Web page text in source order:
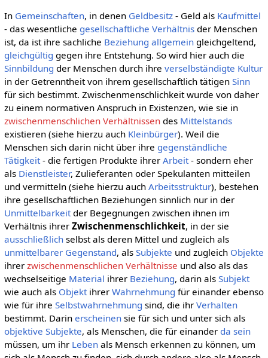
In Gemeinschaften, in denen Geldbesitz- Geld als Kaufmittel
- das wesentliche gesellschaftliche Verhältnisder Menschen
ist, da ist ihre sachliche Beziehung allgemeingleichgeltend,
gleichgültig gegen ihre Entstehung. So wird hier auch die
Sinnbildung der Menschen durch ihre verselbständigte Kultur
in der Getrenntheit von ihrem gesellschaftlich tätigen Sinn
für sich bestimmt. Zwischenmenschlichkeit wurde von daher
zu einem normativen Anspruch in Existenzen, wie sie in
zwischenmenschlichen Verhältnissendes Mittelstands
existieren (siehe hierzu auch Kleinbürger). Weil die
Menschen sich darin nicht über ihre gegenständliche
Tätigkeit- die fertigen Produkte ihrer Arbeit- sondern eher
als Dienstleister, Zulieferanten oder Spekulanten mitteilen
und vermitteln (siehe hierzu auch Arbeitsstruktur), bestehen
ihre gesellschaftlichen Beziehungen sinnlich nur in der
Unmittelbarkeitder Begegnungen zwischen ihnen im
Verhältnis ihrer Zwischenmenschlichkeit, in der sie
ausschließlichselbst als deren Mittel und zugleich als
unmittelbarer Gegenstand, als Subjekte und zugleich Objekte
ihrer zwischenmenschlichen Verhältnisse und also als das
wechselseitige Material ihrer Beziehung, darin als Subjekt
wie auch als Objektihrer Wahrnehmung für einander ebenso
wie für ihre Selbstwahrnehmung sind, die ihr Verhalten
bestimmt. Darin erscheinensie für sich und unter sich als
objektive Subjekte, als Menschen, die für einander da sein
müssen, um ihr Lebenals Mensch erkennen zu können, um